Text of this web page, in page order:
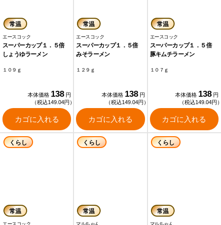
常温
エースコック
スーパーカップ１．５倍
しょうゆラーメン
１０９ｇ
本体価格 138 円
（税込149.04円）
カゴに入れる
常温
エースコック
スーパーカップ１．５倍
みそラーメン
１２９ｇ
本体価格 138 円
（税込149.04円）
カゴに入れる
常温
エースコック
スーパーカップ１．５倍
豚キムチラーメン
１０７ｇ
本体価格 138 円
（税込149.04円
カゴに入れる
くらし
常温
くらし
常温
くらし
常温